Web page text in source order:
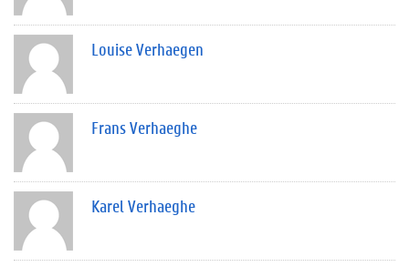
Louise Verhaegen
Frans Verhaeghe
Karel Verhaeghe